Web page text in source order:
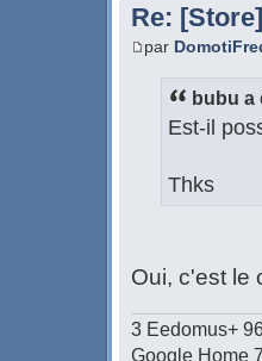
Re:
par
bubu a
Est-il
Thks
Oui, c'est le
3 Eedomus+
Google Home